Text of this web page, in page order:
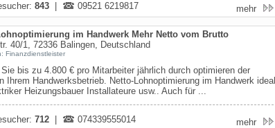
843 09521 6219817 mehr
im Handwerk Mehr Netto vom Brutto
40/1, 72336 Balingen, Deutschland
Finanzdienstleister
bis zu 4.800 € pro Mitarbeiter jährlich durch optimieren der
Ihrem Handwerksbetrieb. Netto-Lohnoptimierung im Handwerk ideal
Heizungsbauer Installateure usw.. Auch für ...
712 074339555014 mehr